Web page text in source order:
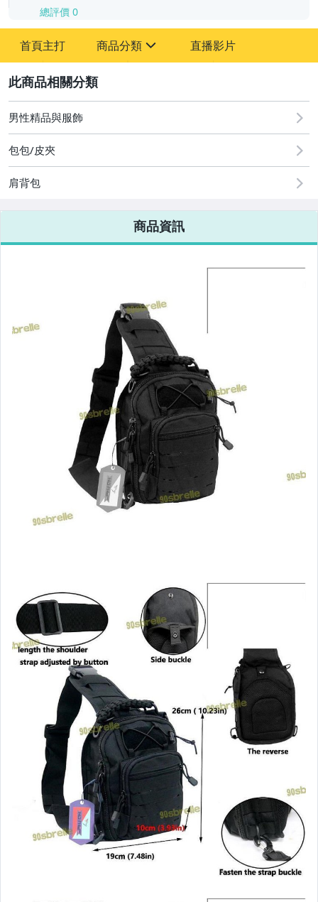
總評價 0
首頁主打 商品分類
圖書/影音/文具
古董、藝術與礦石
手機、配件與通訊
美容保養與彩妝
電腦、平板與周邊
嬰幼兒與孕婦
居家、家具與園藝
玩具、模型與公仔
男性精品與服飾
偶像、球員卡與郵幣
家電與影音視聽
直播影片
男性精品與服飾
包包/皮夾
肩背包
商品資訊